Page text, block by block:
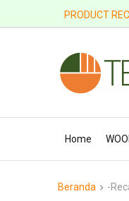
PRODUCT
Home
Beranda -